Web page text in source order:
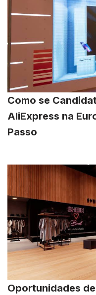
Como se
AliExpress na
Passo
Oportunidades